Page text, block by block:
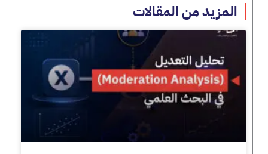
المزيد من المقالات